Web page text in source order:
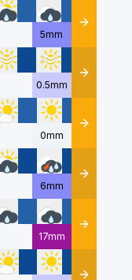
5mm Détails
0.5mm Détails
0mm Détails
6mm Détails
17mm Détails